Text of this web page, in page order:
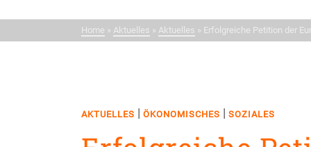
Home » Aktuelles » Aktuelles » Erfolgreiche Petition der
AKTUELLES | ÖKONOMISCHES | SOZIALES